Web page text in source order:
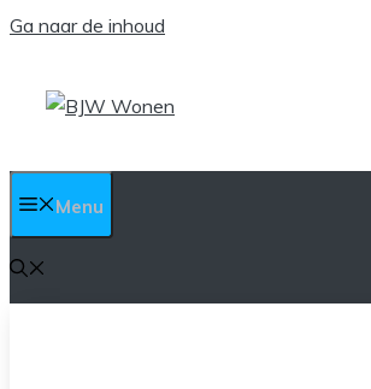
Ga naar de inhoud
Menu